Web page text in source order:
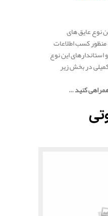
نوع عایق های
کسب اطلاعات
این نوع
در بخش زیر
همراهی کنید …